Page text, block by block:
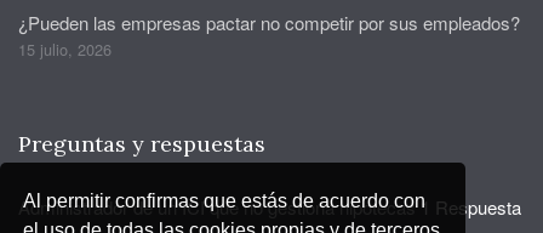
Al permitir confirmas que estás de acuerdo con
¿Pueden las empresas pactar no competir por sus empleados?
15 julio, 2026
Preguntas y respuestas
Administrador de un ICI que no gestiona hipotecas 1 Respuesta